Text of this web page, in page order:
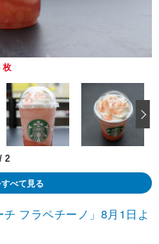
枚
/ 2
べて見る
フラペチーノ」8月1日よ